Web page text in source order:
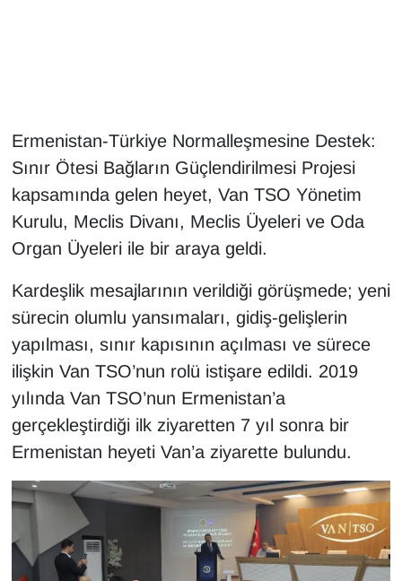
Ermenistan-Türkiye Normalleşmesine Destek:
Sınır Ötesi Bağların Güçlendirilmesi Projesi
kapsamında gelen heyet, Van TSO Yönetim
Kurulu, Meclis Divanı, Meclis Üyeleri ve Oda
Organ Üyeleri ile bir araya geldi.
Kardeşlik mesajlarının verildiği görüşmede; yeni
sürecin olumlu yansımaları, gidiş-gelişlerin
yapılması, sınır kapısının açılması ve sürece
ilişkin Van TSO’nun rolü istişare edildi. 2019
yılında Van TSO’nun Ermenistan’a
gerçekleştirdiği ilk ziyaretten 7 yıl sonra bir
Ermenistan heyeti Van’a ziyarette bulundu.
HABERDE İNSAN
İngilizce
Kadın
Kim Kimdir?
Kültür & Sanat
KURDÎ
MAGAZİN
MEDYA
ONE EKONOMİ